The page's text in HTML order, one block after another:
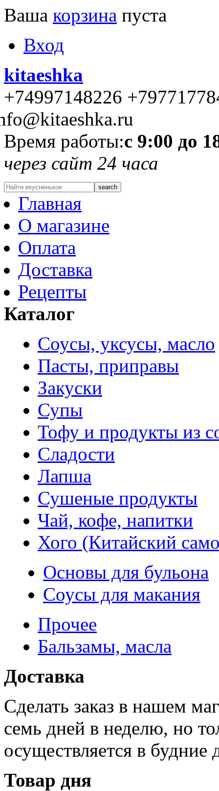
Ваша корзина пуста
Вход
kitaeshka
+74997148226
Время работы:с 9:00 до
через сайт 24 часа
Главная
О магазине
Оплата
Доставка
Рецепты
Каталог
Соусы, уксусы, масло
Пасты, приправы
Закуски
Супы
Тофу и продукты из
Сладости
Лапша
Сушеные продукты
Чай, кофе, напитки
Хого (Китайский
Основы для бульона
Соусы для макания
Прочее
Бальзамы, масла
Доставка
Сделать заказ в нашем
семь дней в неделю, но
осуществляется в будние
Товар дня